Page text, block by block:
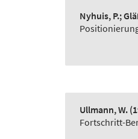
Nyhuis, P.;
Ullmann, W.
Fortschritt-